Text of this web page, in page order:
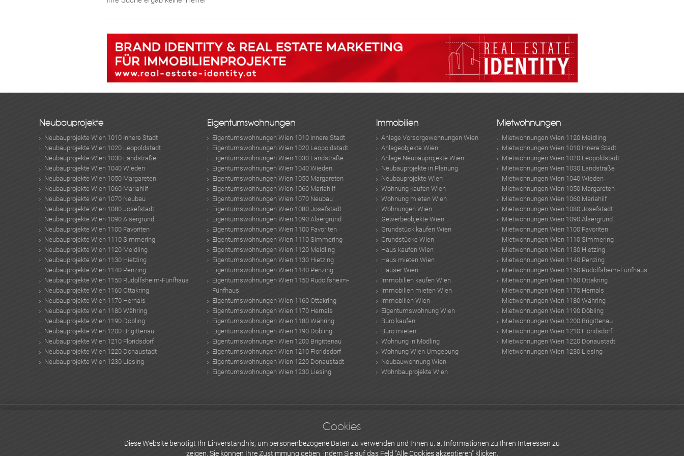
Neubauprojekte
Neubauprojekte Wien 1010 Innere Stadt
Neubauprojekte Wien 1020 Leopoldstadt
Neubauprojekte Wien 1030 Landstraße
Neubauprojekte Wien 1040 Wieden
Neubauprojekte Wien 1050 Margareten
Neubauprojekte Wien 1060 Mariahilf
Neubauprojekte Wien 1070 Neubau
Neubauprojekte Wien 1080 Josefstadt
Neubauprojekte Wien 1090 Alsergrund
Neubauprojekte Wien 1100 Favoriten
Neubauprojekte Wien 1110 Simmering
Neubauprojekte Wien 1120 Meidling
Neubauprojekte Wien 1130 Hietzing
Neubauprojekte Wien 1140 Penzing
Neubauprojekte Wien 1150 Rudolfsheim-Fünfhaus
Neubauprojekte Wien 1160 Ottakring
Neubauprojekte Wien 1170 Hernals
Neubauprojekte Wien 1180 Währing
Neubauprojekte Wien 1190 Döbling
Neubauprojekte Wien 1200 Brigittenau
Neubauprojekte Wien 1210 Floridsdorf
Neubauprojekte Wien 1220 Donaustadt
Neubauprojekte Wien 1230 Liesing
Eigentumswohnungen
Eigentumswohnungen Wien 1010 Innere Stadt
Eigentumswohnungen Wien 1020 Leopoldstadt
Eigentumswohnungen Wien 1030 Landstraße
Eigentumswohnungen Wien 1040 Wieden
Eigentumswohnungen Wien 1050 Margareten
Eigentumswohnungen Wien 1060 Mariahilf
Eigentumswohnungen Wien 1070 Neubau
Eigentumswohnungen Wien 1080 Josefstadt
Eigentumswohnungen Wien 1090 Alsergrund
Eigentumswohnungen Wien 1100 Favoriten
Eigentumswohnungen Wien 1110 Simmering
Eigentumswohnungen Wien 1120 Meidling
Eigentumswohnungen Wien 1130 Hietzing
Eigentumswohnungen Wien 1140 Penzing
Eigentumswohnungen Wien 1150 Rudolfsheim-
Fünfhaus
Eigentumswohnungen Wien 1160 Ottakring
Eigentumswohnungen Wien 1170 Hernals
Eigentumswohnungen Wien 1180 Währing
Eigentumswohnungen Wien 1190 Döbling
Eigentumswohnungen Wien 1200 Brigittenau
Eigentumswohnungen Wien 1210 Floridsdorf
Eigentumswohnungen Wien 1220 Donaustadt
Eigentumswohnungen Wien 1230 Liesing
Immobilien
Anlage Vorsorgewohnungen Wien
Anlageobjekte Wien
Anlage Neubauprojekte Wien
Neubauprojekte in Planung
Neubauprojekte Wien
Wohnung kaufen Wien
Wohnung mieten Wien
Wohnungen Wien
Gewerbeobjekte Wien
Grundstück kaufen Wien
Grundstücke Wien
Haus kaufen Wien
Haus mieten Wien
Häuser Wien
Immobilien kaufen Wien
Immobilien mieten Wien
Immobilien Wien
Eigentumswohnung Wien
Büro kaufen
Büro mieten
Wohnung in Mödling
Wohnung Wien Umgebung
Neubauwohnung Wien
Wohnbauprojekte Wien
Mietwohnungen
Mietwohnungen Wien 1120 Meidling
Mietwohnungen Wien 1010 Innere Stadt
Mietwohnungen Wien 1020 Leopoldstadt
Mietwohnungen Wien 1030 Landstraße
Mietwohnungen Wien 1040 Wieden
Mietwohnungen Wien 1050 Margareten
Mietwohnungen Wien 1060 Mariahilf
Mietwohnungen Wien 1080 Josefstadt
Mietwohnungen Wien 1090 Alsergrund
Mietwohnungen Wien 1100 Favoriten
Mietwohnungen Wien 1110 Simmering
Mietwohnungen Wien 1130 Hietzing
Mietwohnungen Wien 1140 Penzing
Mietwohnungen Wien 1150 Rudolfsheim-Fünfhaus
Mietwohnungen Wien 1160 Ottakring
Mietwohnungen Wien 1170 Hernals
Mietwohnungen Wien 1180 Währing
Mietwohnungen Wien 1190 Döbling
Mietwohnungen Wien 1200 Brigittenau
Mietwohnungen Wien 1210 Floridsdorf
Mietwohnungen Wien 1220 Donaustadt
Mietwohnungen Wien 1230 Liesing
Wasserqualität Eigentumswohnungen Kärtnten Erstbezug
Cookies
Diese Website benötigt Ihr Einverständnis, um personenbezogene Daten zu verwenden und Ihnen u. a. Informationen zu Ihren Interessen zu
zeigen. Sie können IhreZustimmung geben, indem Sie auf das Feld "Alle Cookies akzeptieren" klicken.